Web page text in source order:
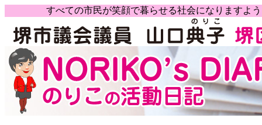
すべての市民が笑顔で暮らせる社会になります